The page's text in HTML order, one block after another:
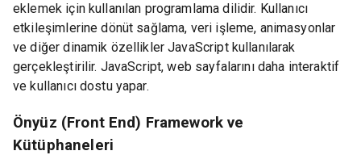
eklemek için kullanılan programlama dilidir. Kullanıcı
etkileşimlerine dönüt sağlama, veri işleme, animasyonlar
ve diğer dinamik özellikler JavaScript kullanılarak
gerçekleştirilir. JavaScript, web sayfalarını daha interaktif
ve kullanıcı dostu yapar.
Önyüz (Front End) Framework ve
Kütüphaneleri